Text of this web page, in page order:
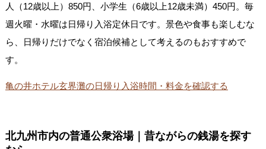
人（12歳以上）850円、小学生（6歳以上12歳未満）450円。毎
週火曜・水曜は日帰り入浴定休日です。景色や食事も楽しむな
ら、日帰りだけでなく宿泊候補として考えるのもおすすめで
す。
亀の井ホテル玄界灘の日帰り入浴時間・料金を確認する
北九州市内の普通公衆浴場｜昔ながらの銭湯を探す